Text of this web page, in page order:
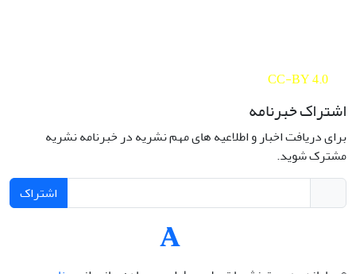
CC-BY 4.0
اشتراک خبرنامه
برای دریافت اخبار و اطلاعیه های مهم نشریه در خبرنامه نشریه
مشترک شوید.
اشتراک